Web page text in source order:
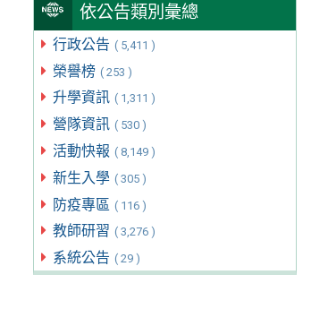
依公告類別彙總
行政公告 ( 5,411 )
榮譽榜 ( 253 )
升學資訊 ( 1,311 )
營隊資訊 ( 530 )
活動快報 ( 8,149 )
新生入學 ( 305 )
防疫專區 ( 116 )
教師研習 ( 3,276 )
系統公告 ( 29 )